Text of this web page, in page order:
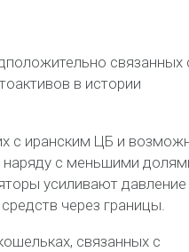
связанных
в истории
с иранским ЦБ и
наряду с меньшими
усиливают давление
через границы.
связанных с